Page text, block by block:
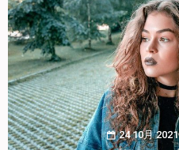
24 10月 2021